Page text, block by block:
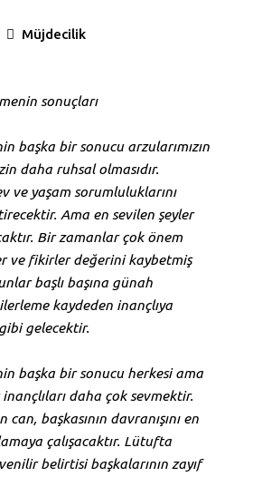
Müjdecilik
sonuçları
başka bir sonucu arzularımızın
daha ruhsal olmasıdır.
ve yaşam sorumluluklarını
Ama en sevilen şeyler
Bir zamanlar çok önem
ve fikirler değerini kaybetmiş
başlı başına günah
kaydeden inançlıya
gelecektir.
başka bir sonucu herkesi ama
daha çok sevmektir.
başkasının davranışını en
çalışacaktır. Lütufta
belirtisi başkalarının zayıf